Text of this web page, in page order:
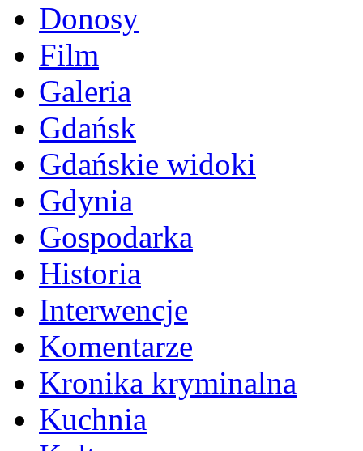
Donosy
Film
Galeria
Gdańsk
Gdańskie widoki
Gdynia
Gospodarka
Historia
Interwencje
Komentarze
Kronika kryminalna
Kuchnia